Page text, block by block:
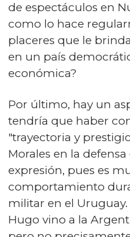
de espectáculos en
como lo hace
placeres que le
en un país
económica?
Por último, hay un
tendría que haber
"trayectoria y
Morales en la
expresión, pues es
comportamiento
militar en el Uruguay.
Hugo vino a la